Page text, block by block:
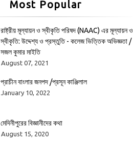
Most Popular
রাষ্ট্রীয় মূল্যায়ন ও স্বীকৃতি পরিষদ (NAAC) এর মূল্যায়ন ও
স্বীকৃতি: উদ্দেশ্য ও প্রস্তুতি - কলেজ ভিত্তিক অভিজ্ঞতা /
সজল কুমার মাইতি
August 07, 2021
প্রাচীন বাংলার জনপদ /প্রসূন কাঞ্জিলাল
January 10, 2022
মেদিনীপুরের বিজ্ঞানীদের কথা
August 15, 2020